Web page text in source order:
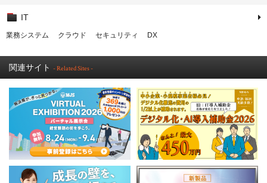
IT
業務システム クラウド セキュリティ DX
関連サイト - Related Sites -